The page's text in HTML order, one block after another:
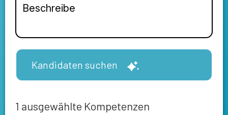
Kandidaten suchen
1 ausgewählte Kompetenzen